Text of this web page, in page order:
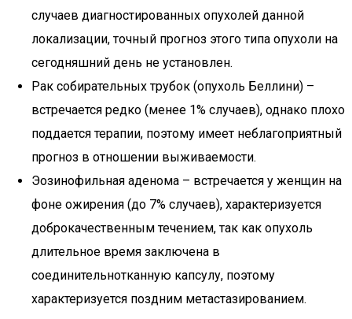
случаев диагностированных опухолей данной
локализации, точный прогноз этого типа опухоли на
сегодняшний день не установлен.
Рак собирательных трубок (опухоль Беллини) –
встречается редко (менее 1% случаев), однако плохо
поддается терапии, поэтому имеет неблагоприятный
прогноз в отношении выживаемости.
Эозинофильная аденома – встречается у женщин на
фоне ожирения (до 7% случаев), характеризуется
доброкачественным течением, так как опухоль
длительное время заключена в
соединительнотканную капсулу, поэтому
характеризуется поздним метастазированием.